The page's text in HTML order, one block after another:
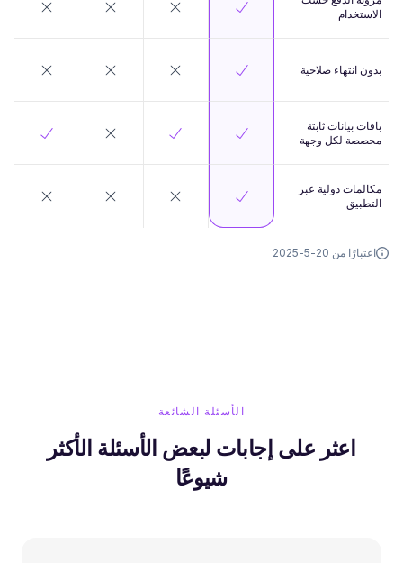
الاستخدام
بدون انتهاء صلاحية
باقات بيانات ثابتة
مخصصة لكل وجهة
مكالمات دولية عبر
التطبيق
اعتبارًا من 20-5-2025
الأسئلة الشائعة
اعثر على إجابات لبعض الأسئلة الأكثر
شيوعًا